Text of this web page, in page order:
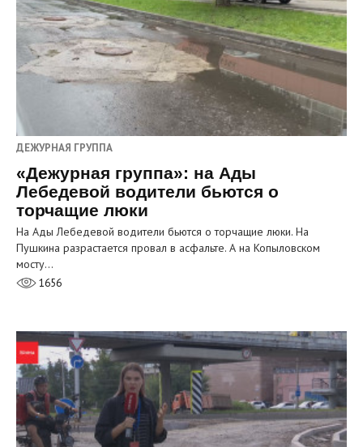
ДЕЖУРНАЯ ГРУППА
«Дежурная группа»: на Ады
Лебедевой водители бьются о
торчащие люки
На Ады Лебедевой водители бьются о торчащие люки. На
Пушкина разрастается провал в асфальте. А на Копыловском
мосту…
1656